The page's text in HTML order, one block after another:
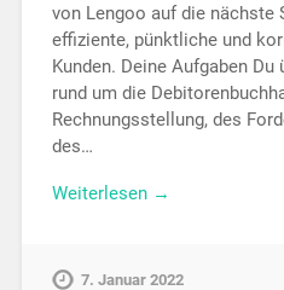
von Lengoo auf die nächste
effiziente, pünktliche und
Kunden. Deine Aufgaben
rund um die
Rechnungsstellung, des
des…
Weiterlesen →
7. Januar 2022